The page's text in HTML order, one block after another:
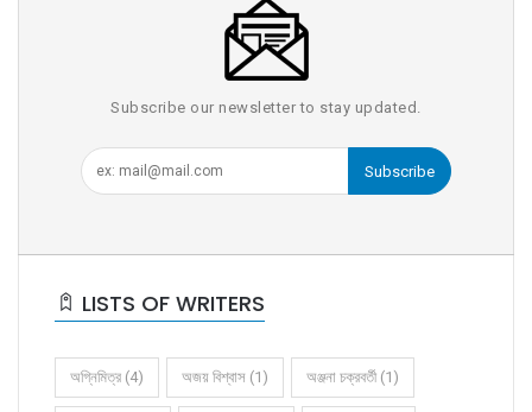
Subscribe our newsletter to stay updated.
Subscribe
LISTS OF WRITERS
অগ্নিমিত্র (4) অজয় বিশ্বাস (1) অঞ্জনা চক্রবর্তী (1)